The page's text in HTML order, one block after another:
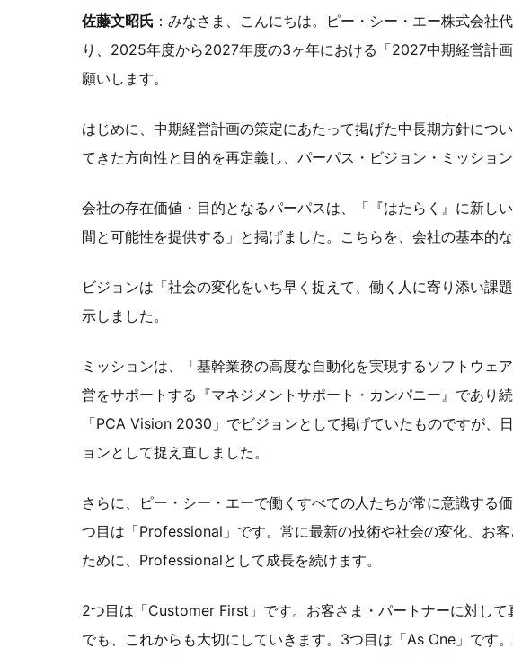
佐藤文昭氏 ：みなさま、こんにちは。ピー・シー・エー株式会社
り、2025年度から2027年度の3ヶ年における「2027中期経営計
願いします。
はじめに、中期経営計画の策定にあたって掲げた中長期方針につ
てきた方向性と目的を再定義し、パーパス・ビジョン・ミッショ
会社の存在価値・目的となるパーパスは、「『はたらく』に新し
間と可能性を提供する」と掲げました。こちらを、会社の基本的な
ビジョンは「社会の変化をいち早く捉えて、働く人に寄り添い課
示しました。
ミッションは、「基幹業務の高度な自動化を実現するソフトウェ
営をサポートする『マネジメントサポート・カンパニー』であり
「PCA Vision 2030」でビジョンとして掲げていたものですが、
ョンとして捉え直しました。
さらに、ピー・シー・エーで働くすべての人たちが常に意識する
つ目は「Professional」です。常に最新の技術や社会の変化、お
ために、Professionalとして成長を続けます。
2つ目は「Customer First」です。お客さま・パートナーに対して
でも、これからも大切にしていきます。3つ目は「As One」です